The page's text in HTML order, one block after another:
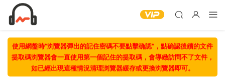
使用網盤時“浏覽器彈出的記住密碼不要點擊确認“，點确認後續的文件
提取碼浏覽器會一直使用第一個記住的提取碼，會導緻訪問不了文件，
如已經出現這種情況清理浏覽器緩存或更換浏覽器即可。